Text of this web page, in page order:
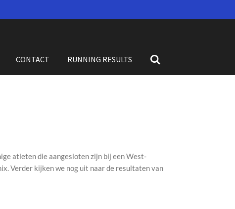
CONTACT RUNNING RESULTS
atleten die aangesloten zijn bij een West-
Verder kijken we nog uit naar de resultaten van